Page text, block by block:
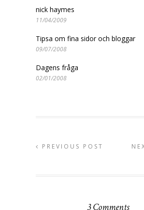
nick haymes
11/04/2009
Tipsa om fina sidor och bloggar
09/07/2008
Dagens fråga
02/01/2008
PREVIOUS POST
3 Comments